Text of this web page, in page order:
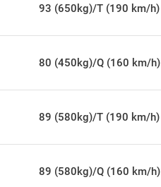
93 (650kg)/T (190 km/h)
80 (450kg)/Q (160 km/h)
89 (580kg)/T (190 km/h)
89 (580kg)/Q (160 km/h)